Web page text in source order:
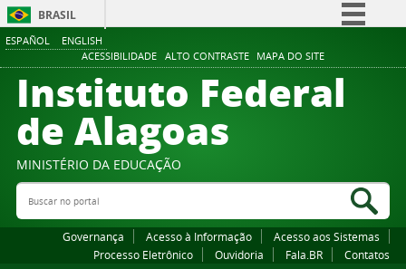
ESPAÑOL ENGLISH
ACESSIBILIDADE ALTO CONTRASTE MAPA DO SITE
BRASIL
Comunica BR
Participe
Canais
Instituto Federal
de Alagoas
MINISTÉRIO DA EDUCAÇÃO
Buscar no portal
Governança Acesso à Informação
Acesso aos Sistemas
Processo Eletrônico
Ouvidoria Fala.BR Contatos